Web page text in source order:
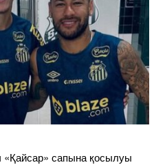
сапына қосылуы